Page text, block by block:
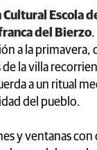
Escola
del Bierzo
a la primavera,
la villa
a un ritual
del pueblo.
y ventanas